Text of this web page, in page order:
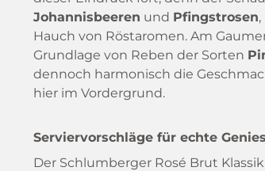
Johannisbeeren und Pfingstrosen
Hauch von Röstaromen. Am
Grundlage von Reben der Sorten
dennoch harmonisch die
hier im Vordergrund.
Serviervorschläge für echte
Der Schlumberger Rosé Brut